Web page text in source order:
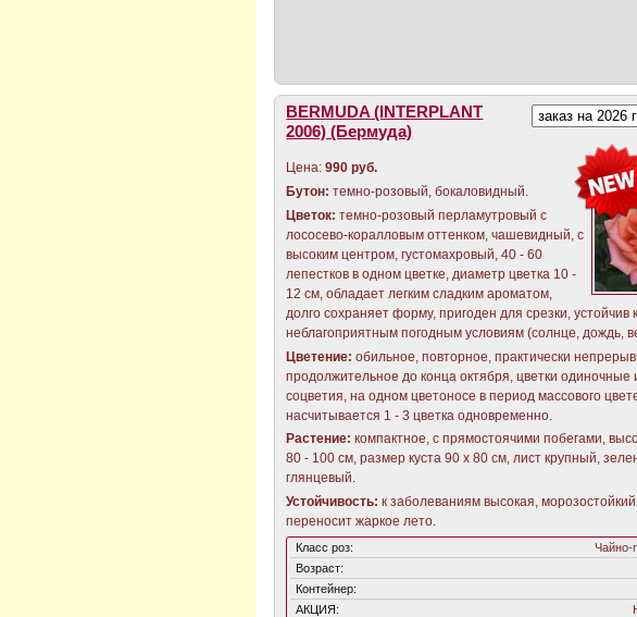
BERMUDA (INTERPLANT
2006) (Бермуда)
Цена:990 руб.
Бутон:темно-розовый, бокаловидный.
Цветок:темно-розовый перламутровый с
лососево-коралловым оттенком, чашевидный, с
высоким центром, густомахровый, 40 - 60
лепестков в одном цветке, диаметр цветка 10 -
12 см, обладает легким сладким ароматом,
долго сохраняет форму, пригоден для срезки, устойчив к
неблагоприятным погодным условиям (солнце, дождь,
Цветение: обильное, повторное, практически
продолжительное до конца октября, цветки одиночные
соцветия, на одном цветоносе в период массового
насчитывается 1 - 3 цветка одновременно.
Растение:компактное, с прямостоячими побегами,
80 - 100 см, размер куста 90 х 80 см, лист крупный,
глянцевый.
Устойчивость: к заболеваниям высокая,
переносит жаркое лето.
Класс роз:
Чайно-
Возраст:
Контейнер:
АКЦИЯ: